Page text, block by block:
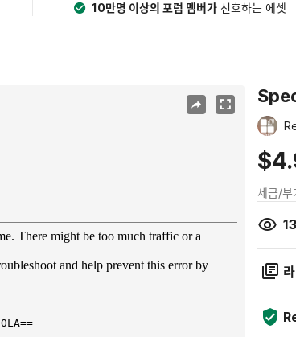
10만명 이상의 포럼 멤버가 선호하는 에셋
세금/부
13